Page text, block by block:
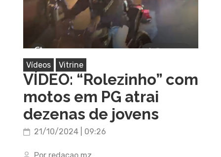
Vídeos Vitrine
VÍDEO: “Rolezinho” com
motos em PG atrai
dezenas de jovens
21/10/2024 | 09:26